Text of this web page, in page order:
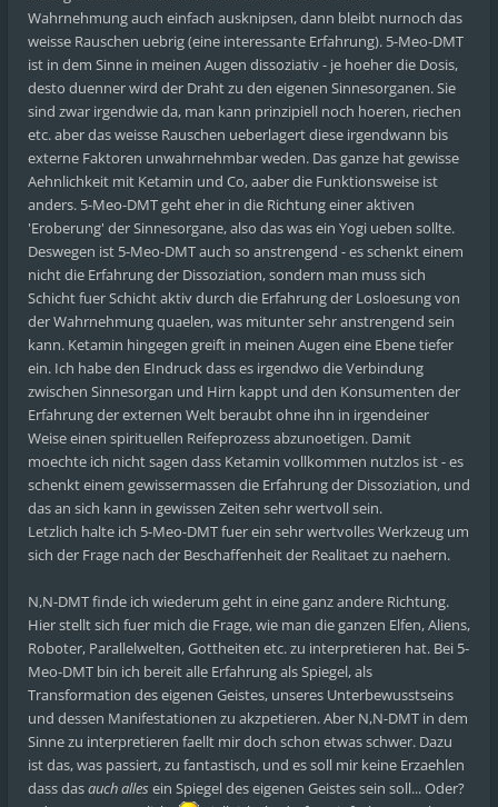
Wahrnehmung auch einfach ausknipsen, dann bleibt nurnoch das
weisse Rauschen uebrig (eine interessante Erfahrung). 5-Meo-DMT
ist in dem Sinne in meinen Augen dissoziativ - je hoeher die Dosis,
desto duenner wird der Draht zu den eigenen Sinnesorganen. Sie
sind zwar irgendwie da, man kann prinzipiell noch hoeren, riechen
etc. aber das weisse Rauschen ueberlagert diese irgendwann bis
externe Faktoren unwahrnehmbar weden. Das ganze hat gewisse
Aehnlichkeit mit Ketamin und Co, aaber die Funktionsweise ist
anders. 5-Meo-DMT geht eher in die Richtung einer aktiven
'Eroberung' der Sinnesorgane, also das was ein Yogi ueben sollte.
Deswegen ist 5-Meo-DMT auch so anstrengend - es schenkt einem
nicht die Erfahrung der Dissoziation, sondern man muss sich
Schicht fuer Schicht aktiv durch die Erfahrung der Losloesung von
der Wahrnehmung quaelen, was mitunter sehr anstrengend sein
kann. Ketamin hingegen greift in meinen Augen eine Ebene tiefer
ein. Ich habe den EIndruck dass es irgendwo die Verbindung
zwischen Sinnesorgan und Hirn kappt und den Konsumenten der
Erfahrung der externen Welt beraubt ohne ihn in irgendeiner
Weise einen spirituellen Reifeprozess abzunoetigen. Damit
moechte ich nicht sagen dass Ketamin vollkommen nutzlos ist - es
schenkt einem gewissermassen die Erfahrung der Dissoziation, und
das an sich kann in gewissen Zeiten sehr wertvoll sein.
Letzlich halte ich 5-Meo-DMT fuer ein sehr wertvolles Werkzeug um
sich der Frage nach der Beschaffenheit der Realitaet zu naehern.
N,N-DMT finde ich wiederum geht in eine ganz andere Richtung.
Hier stellt sich fuer mich die Frage, wie man die ganzen Elfen, Aliens,
Roboter, Parallelwelten, Gottheiten etc. zu interpretieren hat. Bei 5-
Meo-DMT bin ich bereit alle Erfahrung als Spiegel, als
Transformation des eigenen Geistes, unseres Unterbewusstseins
und dessen Manifestationen zu akzpetieren. Aber N,N-DMT in dem
Sinne zu interpretieren faellt mir doch schon etwas schwer. Dazu
ist das, was passiert, zu fantastisch, und es soll mir keine Erzaehlen
dass dasauch alles ein Spiegel des eigenen Geistes sein soll... Oder?